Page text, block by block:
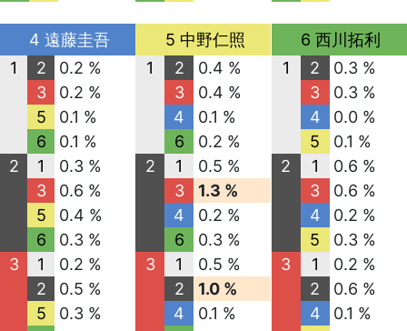
4 遠藤圭吾
1
2
0.2 %
3
0.2 %
5
0.1 %
6
0.1 %
2
1
0.3 %
3
0.6 %
5
0.4 %
6
0.3 %
3
1
0.2 %
2
0.5 %
5
0.3 %
5 中野仁照
1
2
0.4 %
3
0.4 %
4
0.1 %
6
0.2 %
2
1
0.5 %
3
1.3 %
4
0.2 %
6
0.3 %
3
1
0.5 %
2
1.0 %
4
0.1 %
6 西川拓利
1
2
0.3 %
3
0.3 %
4
0.0 %
5
0.1 %
2
1
0.6 %
3
0.6 %
4
0.2 %
5
0.3 %
3
1
0.2 %
2
0.6 %
4
0.1 %